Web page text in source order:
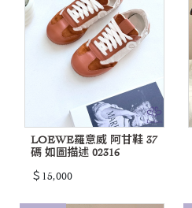
LOEWE羅意威 阿甘鞋 37
碼 如圖描述 02316
＄15,000